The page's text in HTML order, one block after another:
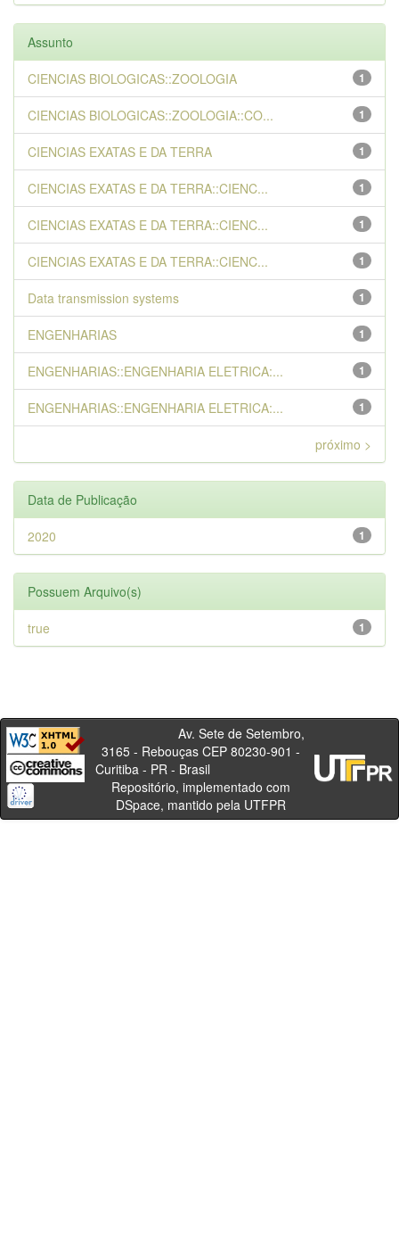
Assunto
1
CIENCIAS BIOLOGICAS::ZOOLOGIA
1
CIENCIAS BIOLOGICAS::ZOOLOGIA::CO...
1
CIENCIAS EXATAS E DA TERRA
1
CIENCIAS EXATAS E DA TERRA::CIENC...
1
CIENCIAS EXATAS E DA TERRA::CIENC...
1
CIENCIAS EXATAS E DA TERRA::CIENC...
1
Data transmission systems
1
ENGENHARIAS
1
ENGENHARIAS::ENGENHARIA ELETRICA:...
1
ENGENHARIAS::ENGENHARIA ELETRICA:...
próximo >
Data de Publicação
1
2020
Possuem Arquivo(s)
1
true
Av. Sete de Setembro,
3165 - Rebouças CEP 80230-901 -
Curitiba - PR - Brasil
Repositório, implementado com
DSpace, mantido pela UTFPR